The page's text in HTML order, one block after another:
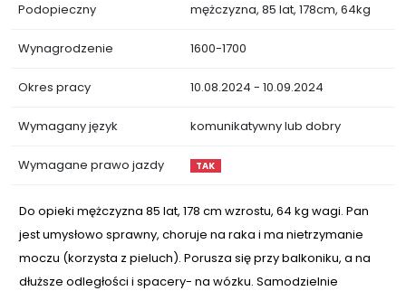
Podopieczny mężczyzna, 85 lat, 178cm, 64kg
Wynagrodzenie 1600-1700
Okres pracy 10.08.2024 - 10.09.2024
Wymagany język komunikatywny lub dobry
Wymagane prawo jazdy TAK
Do opieki mężczyzna 85 lat, 178 cm wzrostu, 64 kg wagi. Pan
jest umysłowo sprawny, choruje na raka i ma nietrzymanie
moczu (korzysta z pieluch). Porusza się przy balkoniku, a na
dłuższe odległości i spacery- na wózku. Samodzielnie